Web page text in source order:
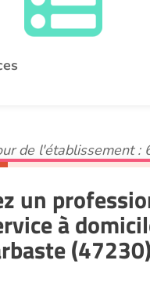
de l'établissement
un
à
(47230)